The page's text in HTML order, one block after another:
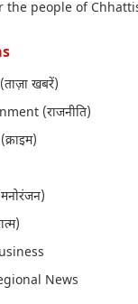
the people of
खबरें)
(राजनीति)
News